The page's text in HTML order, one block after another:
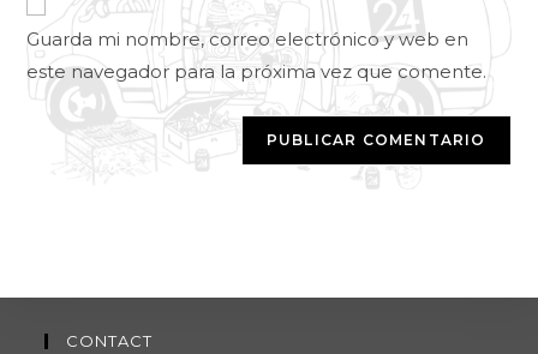
Guarda mi nombre, correo electrónico y web en
este navegador para la próxima vez que comente.
CONTACT